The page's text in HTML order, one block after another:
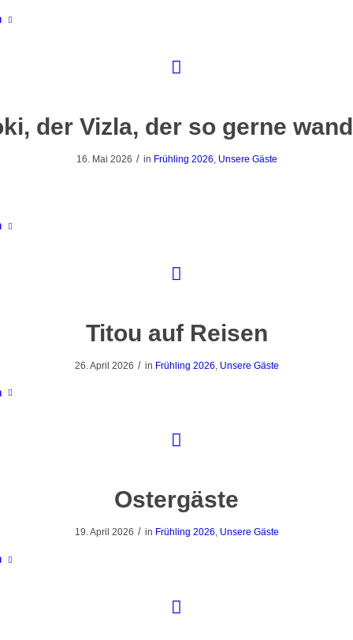
der Vizla, der so gerne
16. Mai 2026 / in Frühling 2026 Unsere Gäste
Titou auf Reisen
26. April 2026 / in Frühling 2026 Unsere Gäste
Ostergäste
19. April 2026 / in Frühling 2026, Unsere Gäste